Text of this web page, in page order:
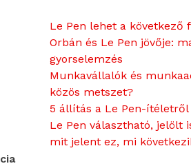
Le Pen lehet a következő
Orbán és Le Pen jövője:
gyorselemzés
Munkavállalók és
közös metszet?
5 állítás a Le Pen-ítéletről
Le Pen választható, jelölt
mit jelent ez, mi